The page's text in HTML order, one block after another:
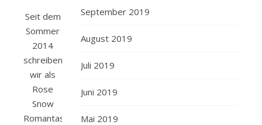
Seit dem
Sommer
2014
schreiben
wir als
Rose
Snow
Romantasy,
September 2019
August 2019
Juli 2019
Juni 2019
Mai 2019